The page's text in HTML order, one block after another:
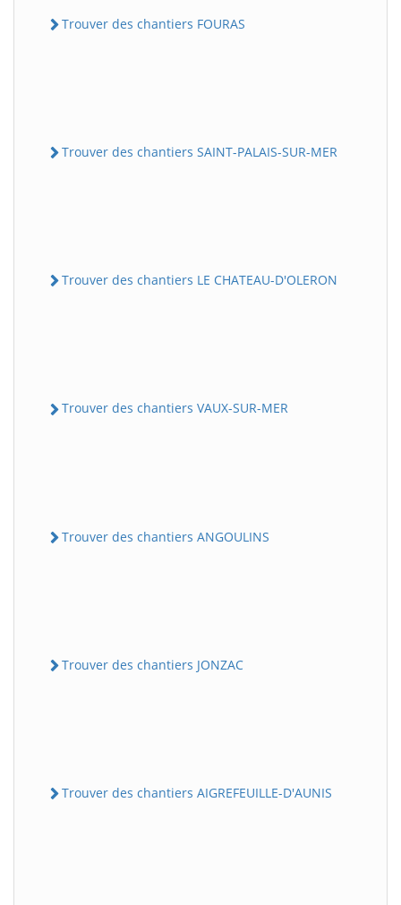
Trouver des chantiers FOURAS
Trouver des chantiers SAINT-PALAIS-SUR-MER
Trouver des chantiers LE CHATEAU-D'OLERON
Trouver des chantiers VAUX-SUR-MER
Trouver des chantiers ANGOULINS
Trouver des chantiers JONZAC
Trouver des chantiers AIGREFEUILLE-D'AUNIS